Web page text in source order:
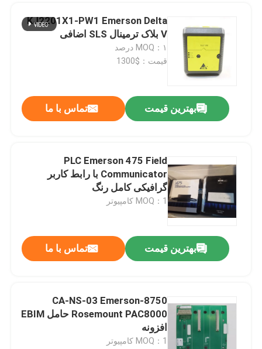
KJ2201X1-PW1 Emerson Delta
V بلاک ترمینال SLS اضافی
MOQ：۱ درصد
قیمت：$1300
بهترین قیمت تماس با ما
PLC Emerson 475 Field
Communicator با رابط کاربر
گرافیکی کامل رنگ
MOQ：1 کامپیوتر
بهترین قیمت تماس با ما
8750-CA-NS-03 Emerson
Rosemount PAC8000 حامل EBIM
افزونه
MOQ：1 کامپیوتر